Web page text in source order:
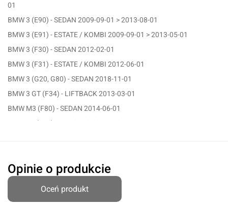
01
BMW 3 (E90) - SEDAN 2009-09-01 > 2013-08-01
BMW 3 (E91) - ESTATE / KOMBI 2009-09-01 > 2013-05-01
BMW 3 (F30) - SEDAN 2012-02-01
BMW 3 (F31) - ESTATE / KOMBI 2012-06-01
BMW 3 (G20, G80) - SEDAN 2018-11-01
BMW 3 GT (F34) - LIFTBACK 2013-03-01
BMW M3 (F80) - SEDAN 2014-06-01
BMW X1 (E84) - SUV 2009-03-01 > 2015-06-01
Infiniti Q30 - SUV 2015-11-01
Infiniti QX30 - SUV 2016-09-01
Jaguar XF (X250) - SEDAN 2008-03-01 > 2015-10-01
Opinie o produkcie
Oceń produkt
Oceń produkt